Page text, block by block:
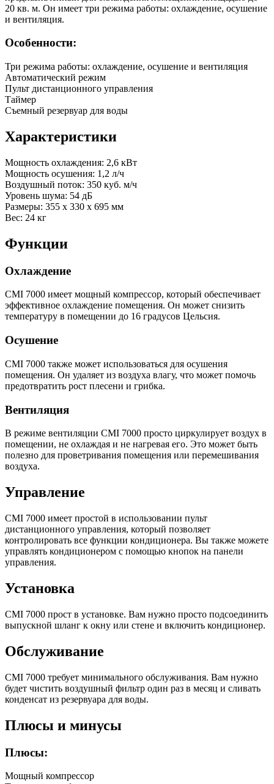
20 кв. м. Он имеет три режима работы: охлаждение, осушение
и вентиляция.
Особенности:
Три режима работы: охлаждение, осушение и вентиляция
Автоматический режим
Пульт дистанционного управления
Таймер
Съемный резервуар для воды
Характеристики
Мощность охлаждения: 2,6 кВт
Мощность осушения: 1,2 л/ч
Воздушный поток: 350 куб. м/ч
Уровень шума: 54 дБ
Размеры: 355 x 330 x 695 мм
Вес: 24 кг
Функции
Охлаждение
CMI 7000 имеет мощный компрессор, который обеспечивает
эффективное охлаждение помещения. Он может снизить
температуру в помещении до 16 градусов Цельсия.
Осушение
CMI 7000 также может использоваться для осушения
помещения. Он удаляет из воздуха влагу, что может помочь
предотвратить рост плесени и грибка.
Вентиляция
В режиме вентиляции CMI 7000 просто циркулирует воздух в
помещении, не охлаждая и не нагревая его. Это может быть
полезно для проветривания помещения или перемешивания
воздуха.
Управление
CMI 7000 имеет простой в использовании пульт
дистанционного управления, который позволяет
контролировать все функции кондиционера. Вы также можете
управлять кондиционером с помощью кнопок на панели
управления.
Установка
CMI 7000 прост в установке. Вам нужно просто подсоединить
выпускной шланг к окну или стене и включить кондиционер.
Обслуживание
CMI 7000 требует минимального обслуживания. Вам нужно
будет чистить воздушный фильтр один раз в месяц и сливать
конденсат из резервуара для воды.
Плюсы и минусы
Плюсы:
Мощный компрессор